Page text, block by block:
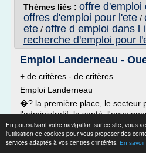
En poursuivant votre navigation sur ce site, vous
l'utilisation de cookies pour vous proposer des
services adaptés à vos centres d'intérêts. En savoir
Thèmes liés : offre d'emploi
offres d'emploi pour l'ete /
ete / offre d emploi dans l
recherche d'emploi pour
Emploi Landerneau -
+ de critères - de critères
Emploi Landerneau
�? la première place, le secteur
l'administratif, la santé,
destinées à l'entretien de la ville
marché de l'emploi. Ainsi, ces
offres d'emploi régulièrement.